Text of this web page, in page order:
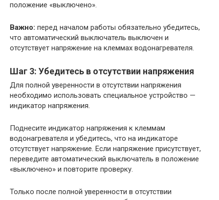
положение «выключено».
Важно: перед началом работы обязательно убедитесь,
что автоматический выключатель выключен и
отсутствует напряжение на клеммах водонагревателя.
Шаг 3: Убедитесь в отсутствии напряжения
Для полной уверенности в отсутствии напряжения
необходимо использовать специальное устройство —
индикатор напряжения.
Поднесите индикатор напряжения к клеммам
водонагревателя и убедитесь, что на индикаторе
отсутствует напряжение. Если напряжение присутствует,
переведите автоматический выключатель в положение
«выключено» и повторите проверку.
Только после полной уверенности в отсутствии